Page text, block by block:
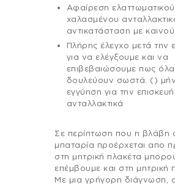
Αφαίρεση
χαλασμένου
αντικατάσταση με
Πλήρης έλεγχο μετά την
για να ελέγξουμε και να
επιβεβαιώσουμε πως όλα
δουλεύουν σωστά. ()
εγγύηση για την επισκευή
ανταλλακτικά
Σε περίπτωση που η βλάβη
μπαταρία προέρχεται απο
στη μητρική πλακέτα
επέμβουμε και στη μητρική
Με μια γρήγορη διάγνωση,